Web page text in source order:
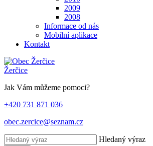
2009
2008
Informace od nás
Mobilní aplikace
Kontakt
Žerčice
Jak Vám můžeme pomoci?
+420 731 871 036
obec.zercice@seznam.cz
Hledaný výraz